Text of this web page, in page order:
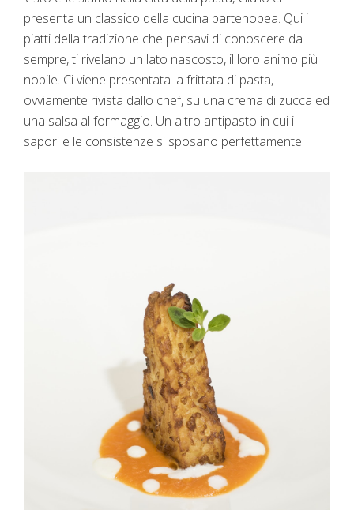
presenta un classico della cucina partenopea. Qui i
piatti della tradizione che pensavi di conoscere da
sempre, ti rivelano un lato nascosto, il loro animo più
nobile. Ci viene presentata la frittata di pasta,
ovviamente rivista dallo chef, su una crema di zucca ed
una salsa al formaggio. Un altro antipasto in cui i
sapori e le consistenze si sposano perfettamente.